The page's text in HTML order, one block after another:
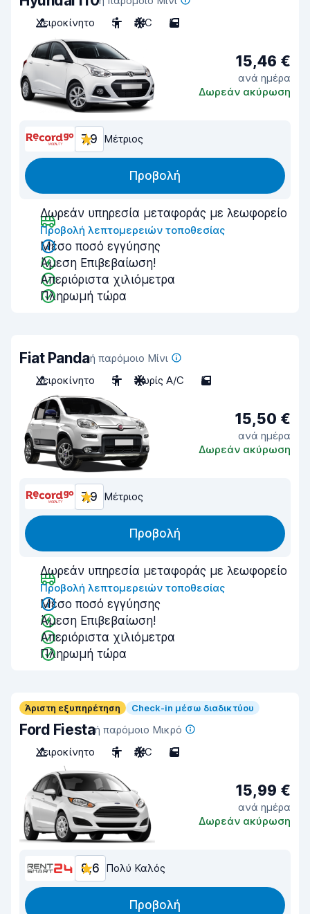
Χειροκίνητο
5 A/C 5
15,46 €
ανά ημέρα
Δωρεάν ακύρωση
7,9 Μέτριος
Προβολή
Δωρεάν υπηρεσία μεταφοράς με λεωφορείο
Προβολή λεπτομερειών τοποθεσίας
Μέσο ποσό εγγύησης
Άμεση Επιβεβαίωση!
Απεριόριστα χιλιόμετρα
Πληρωμή τώρα
Fiat Pandaή παρόμοιο Μίνι
Χειροκίνητο
5 Χωρίς A/C 5
15,50 €
ανά ημέρα
Δωρεάν ακύρωση
7,9 Μέτριος
Προβολή
Δωρεάν υπηρεσία μεταφοράς με λεωφορείο
Προβολή λεπτομερειών τοποθεσίας
Μέσο ποσό εγγύησης
Άμεση Επιβεβαίωση!
Απεριόριστα χιλιόμετρα
Πληρωμή τώρα
Άριστη εξυπηρέτηση Check-in μέσω διαδικτύου
Ford Fiestaή παρόμοιο Μικρό
Χειροκίνητο
5 A/C 5
15,99 €
ανά ημέρα
Δωρεάν ακύρωση
8,6 Πολύ Καλός
Προβολή